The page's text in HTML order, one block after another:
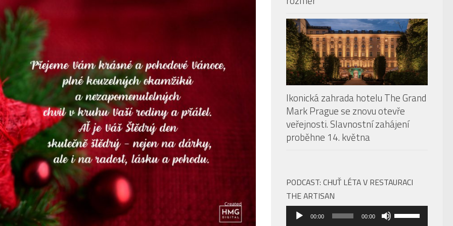
Ikonická zahrada hotelu The Grand
Mark Prague se znovu otevře
veřejnosti. Slavnostní zahájení
proběhne 14. května
THE ARTISAN
Audio
přehrávač
00:00 00:00
Použitím
šipek